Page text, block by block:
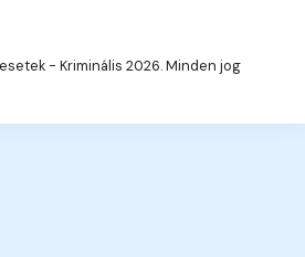
- Kriminális 2026. Minden jog